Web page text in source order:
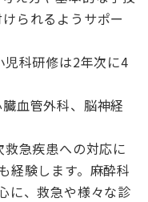
られるようサポー
科研修は2年次に4
血管外科、脳神経
急疾患への対応に
経験します。麻酔科
に、救急や様々な診